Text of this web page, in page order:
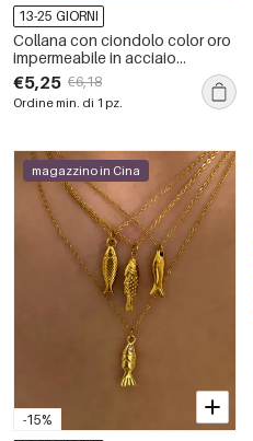
13-25 GIORNI
Collana con ciondolo color oro
impermeabile in acciaio
inossidabile con conchiglia da
1 pezzo
€5,25 €6,18
Ordine min. di 1 pz.
-15%
magazzino in Cina